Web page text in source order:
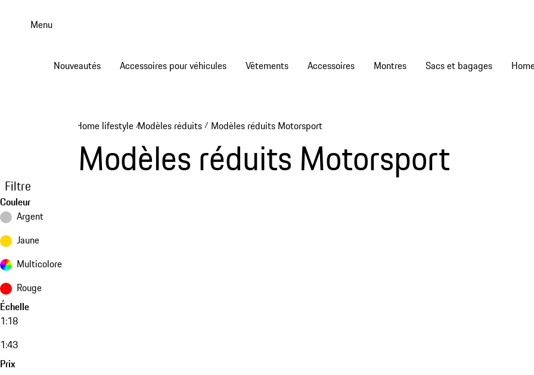
Menu
Nouveautés Accessoires pour véhicules Vêtements Accessoires Montres Sacs et bagages
Home lifestyle /Modèles réduits / Modèles réduits Motorsport
Modèles réduits Motorsport
Filtre
Couleur
Argent
Jaune
Multicolore
Rouge
Échelle
1:18
1:43
Prix